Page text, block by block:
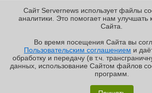
«Графиня»: как Grafana, только лучше?
« Назад к ленте
РЕКЛАМА • ООО «ЛАБОРАТОРИЯ ЧИСЛИТЕЛЬ»
Copyright ©2010-2026
Servernews.Пользовательское
соглашение
Сайт Servernews использует файлы
аналитики. Это помогает нам улучшать
Cайта.
Во время посещения Cайта вы
Пользовательским соглашением и
обработку и передачу (в т.ч.
данных, использование Cайтом файлов
программ.